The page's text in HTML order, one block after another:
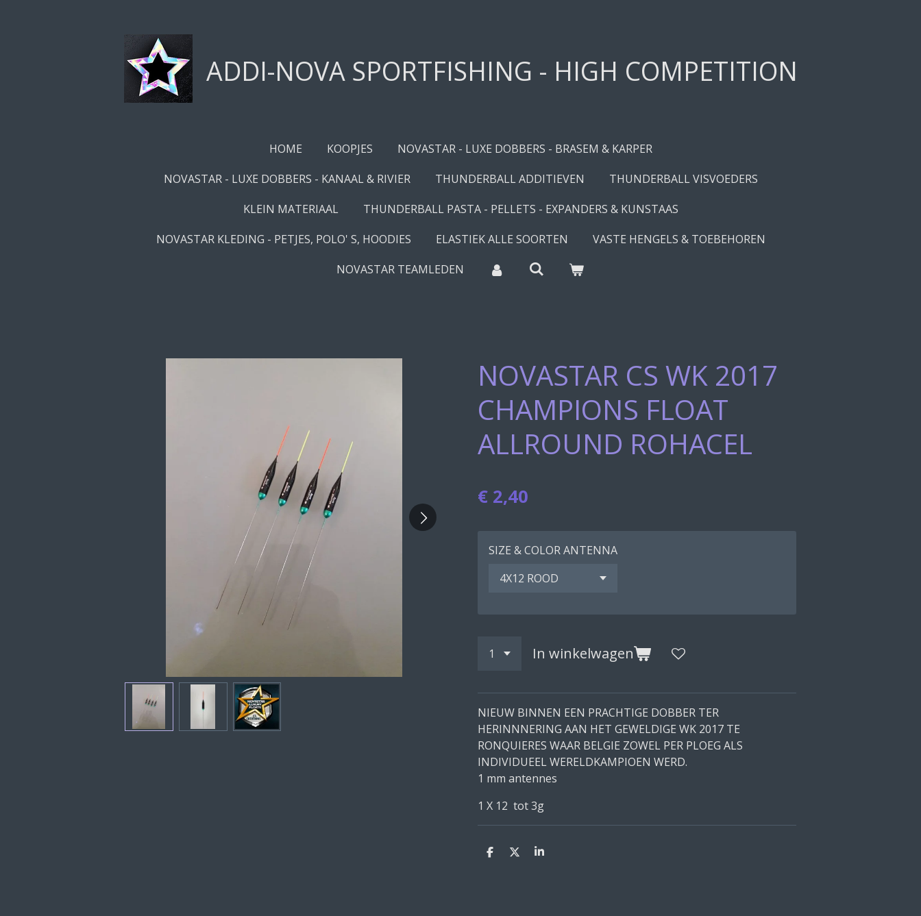
ADDI-NOVA SPORTFISHING - HIGH COMPETITION
HOME KOOPJES
NOVASTAR - LUXE DOBBERS - BRASEM & KARPER
NOVASTAR - LUXE DOBBERS - KANAAL & RIVIER
THUNDERBALL ADDITIEVEN
THUNDERBALL VISVOEDERS
KLEIN MATERIAAL
THUNDERBALL PASTA - PELLETS - EXPANDERS & KUNSTAAS
NOVASTAR KLEDING - PETJES, POLO' S, HOODIES
ELASTIEK ALLE SOORTEN
VASTE HENGELS & TOEBEHOREN
NOVASTAR TEAMLEDEN
NOVASTAR CS WK 2017
CHAMPIONS FLOAT
ALLROUND ROHACEL
€ 2,40
SIZE & COLOR ANTENNA
In winkelwagen
NIEUW BINNEN EEN PRACHTIGE DOBBER TER
HERINNNERING AAN HET GEWELDIGE WK 2017 TE
RONQUIERES WAAR BELGIE ZOWEL PER PLOEG ALS
INDIVIDUEEL WERELDKAMPIOEN WERD.
1 mm antennes
1 X 12 tot 3g
D
D
S